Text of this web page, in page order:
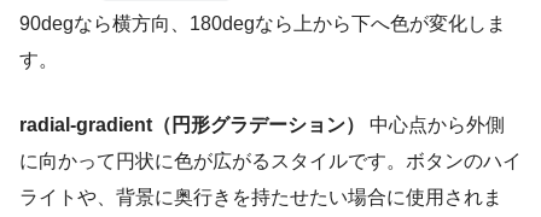
90degなら横方向、180degなら上から下へ色が変化しま
す。
radial-gradient（円形グラデーション）
中心点から外側
に向かって円状に色が広がるスタイルです。ボタンのハイ
ライトや、背景に奥行きを持たせたい場合に使用されま